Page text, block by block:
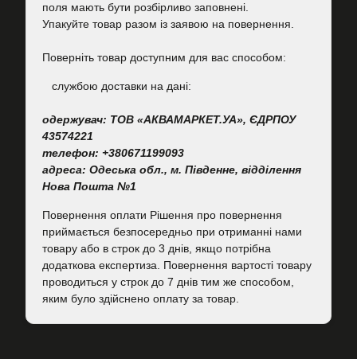
поля мають бути розбірливо заповнені.
Упакуйте товар разом із заявою на повернення.
Поверніть товар доступним для вас способом:
cлужбою доставки на дані:
одержувач: ТОВ «АКВАМАРКЕТ.УА», ЄДРПОУ
43574221
телефон: +380671199093
адреса: Одеська обл., м. Південне, відділення
Нова Пошта №1
Повернення оплати Рішення про повернення
приймається безпосередньо при отриманні нами
товару або в строк до 3 днів, якщо потрібна
додаткова експертиза. Повернення вартості товару
проводиться у строк до 7 днів тим же способом,
яким було здійснено оплату за товар.